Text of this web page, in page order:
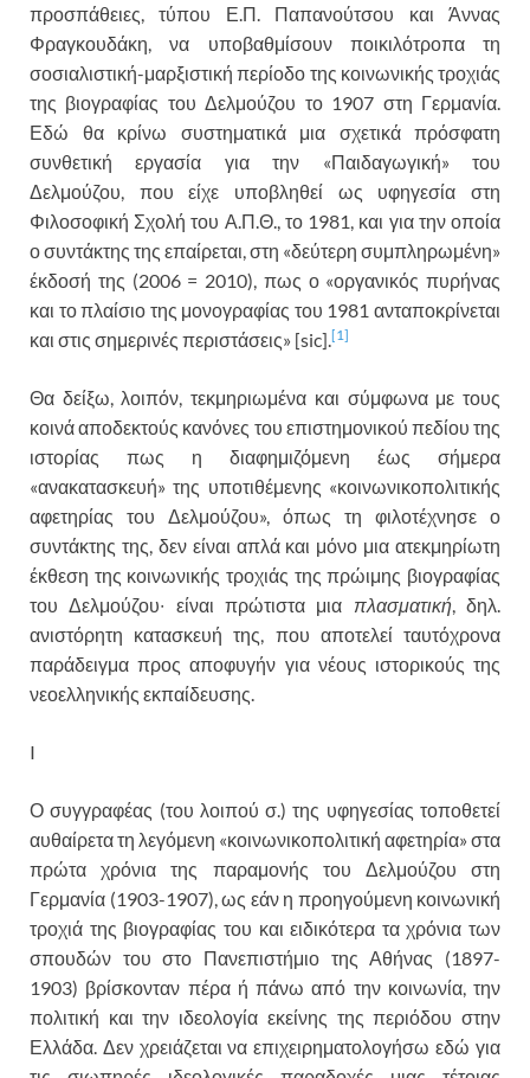
προσπάθειες, τύπου Ε.Π. Παπανούτσου και Άννας
Φραγκουδάκη, να υποβαθμίσουν ποικιλότροπα τη
σοσιαλιστική-μαρξιστική περίοδο της κοινωνικής τροχιάς
της βιογραφίας του Δελμούζου το 1907 στη Γερμανία.
Εδώ θα κρίνω συστηματικά μια σχετικά πρόσφατη
συνθετική εργασία για την «Παιδαγωγική» του
Δελμούζου, που είχε υποβληθεί ως υφηγεσία στη
Φιλοσοφική Σχολή του Α.Π.Θ., το 1981, και για την οποία
ο συντάκτης της επαίρεται, στη «δεύτερη συμπληρωμένη»
έκδοσή της (2006 = 2010), πως ο «οργανικός πυρήνας
και το πλαίσιο της μονογραφίας του 1981 ανταποκρίνεται
και στις σημερινές περιστάσεις» [sic]. [1]
Θα δείξω, λοιπόν, τεκμηριωμένα και σύμφωνα με τους
κοινά αποδεκτούς κανόνες του επιστημονικού πεδίου της
ιστορίας πως η διαφημιζόμενη έως σήμερα
«ανακατασκευή» της υποτιθέμενης «κοινωνικοπολιτικής
αφετηρίας του Δελμούζου», όπως τη φιλοτέχνησε ο
συντάκτης της, δεν είναι απλά και μόνο μια ατεκμηρίωτη
έκθεση της κοινωνικής τροχιάς της πρώιμης βιογραφίας
του Δελμούζου∙ είναι πρώτιστα μια πλασματική, δηλ.
ανιστόρητη κατασκευή της, που αποτελεί ταυτόχρονα
παράδειγμα προς αποφυγήν για νέους ιστορικούς της
νεοελληνικής εκπαίδευσης.
I
Ο συγγραφέας (του λοιπού σ.) της υφηγεσίας τοποθετεί
αυθαίρετα τη λεγόμενη «κοινωνικοπολιτική αφετηρία» στα
πρώτα χρόνια της παραμονής του Δελμούζου στη
Γερμανία (1903-1907), ως εάν η προηγούμενη κοινωνική
τροχιά της βιογραφίας του και ειδικότερα τα χρόνια των
σπουδών του στο Πανεπιστήμιο της Αθήνας (1897-
1903) βρίσκονταν πέρα ή πάνω από την κοινωνία, την
πολιτική και την ιδεολογία εκείνης της περιόδου στην
Ελλάδα. Δεν χρειάζεται να επιχειρηματολογήσω εδώ για